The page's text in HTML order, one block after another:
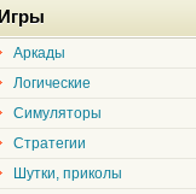
Игры
Аркады
Логические
Симуляторы
Стратегии
Шутки, приколы